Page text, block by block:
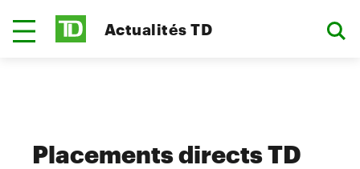
Actualités TD
Placements directs TD